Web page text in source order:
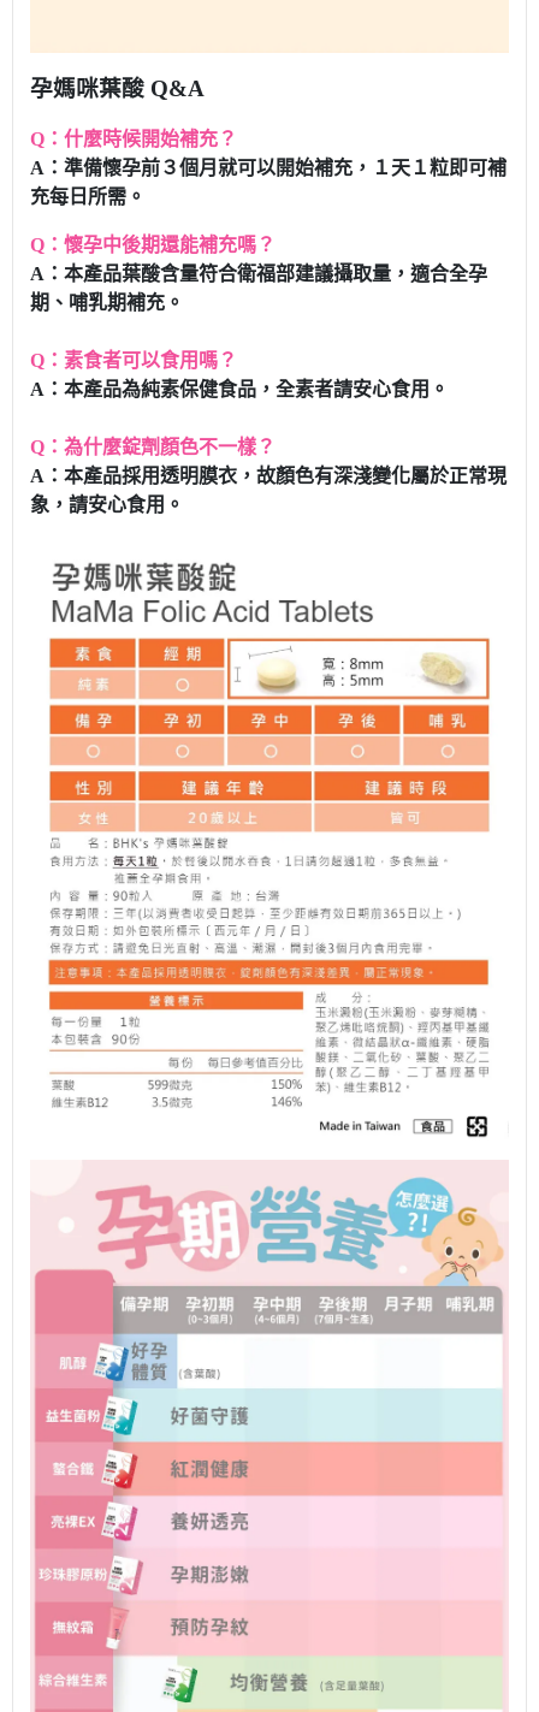
孕媽咪葉酸 Q&A
Q：什麼時候開始補充？
A：準備懷孕前３個月就可以開始補充，１天１粒即可補
充每日所需。
Q：懷孕中後期還能補充嗎？
A：本產品葉酸含量符合衛福部建議攝取量，適合全孕
期、哺乳期補充。
Q：素食者可以食用嗎？
A：本產品為純素保健食品，全素者請安心食用。
Q：為什麼錠劑顏色不一樣？
A：本產品採用透明膜衣，故顏色有深淺變化屬於正常現
象，請安心食用。